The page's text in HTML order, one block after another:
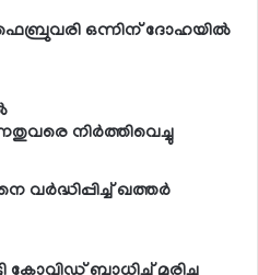
ഒന്നിന് ദോഹയില്‍
നിര്‍ത്തിവെച്ചു
ഖത്തര്‍